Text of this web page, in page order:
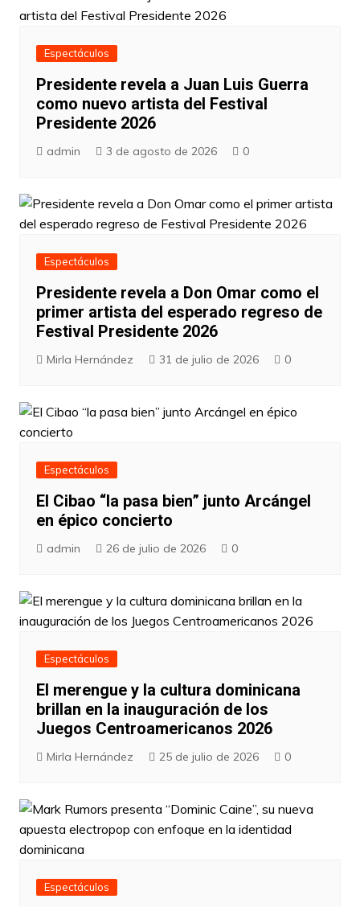
Espectáculos
Presidente revela a Juan Luis Guerra
como nuevo artista del Festival
Presidente 2026
admin 3 de agosto de 2026 0
Espectáculos
Presidente revela a Don Omar como el
primer artista del esperado regreso de
Festival Presidente 2026
Mirla Hernández 31 de julio de 2026 0
Espectáculos
El Cibao “la pasa bien” junto Arcángel
en épico concierto
admin 26 de julio de 2026 0
Espectáculos
El merengue y la cultura dominicana
brillan en la inauguración de los
Juegos Centroamericanos 2026
Mirla Hernández 25 de julio de 2026 0
Espectáculos